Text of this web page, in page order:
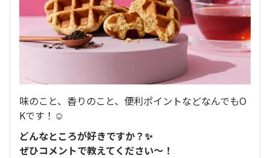
味のこと、香りのこと、便利ポイントなどなんでもO
Kです！☺️
どんなところが好きですか？✨
ぜひコメントで教えてください〜！